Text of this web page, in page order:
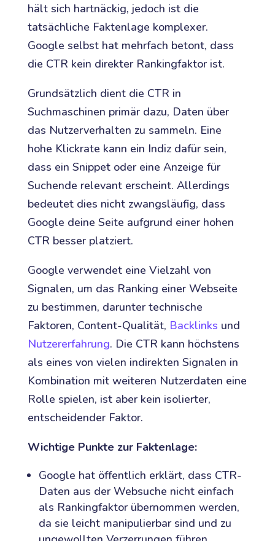
hält sich hartnäckig, jedoch ist die
tatsächliche Faktenlage komplexer.
Google selbst hat mehrfach betont, dass
die CTR kein direkter Rankingfaktor ist.
Grundsätzlich dient die CTR in
Suchmaschinen primär dazu, Daten über
das Nutzerverhalten zu sammeln. Eine
hohe Klickrate kann ein Indiz dafür sein,
dass ein Snippet oder eine Anzeige für
Suchende relevant erscheint. Allerdings
bedeutet dies nicht zwangsläufig, dass
Google deine Seite aufgrund einer hohen
CTR besser platziert.
Google verwendet eine Vielzahl von
Signalen, um das Ranking einer Webseite
zu bestimmen, darunter technische
Faktoren, Content-Qualität, Backlinks und
Nutzererfahrung. Die CTR kann höchstens
als eines von vielen indirekten Signalen in
Kombination mit weiteren Nutzerdaten eine
Rolle spielen, ist aber kein isolierter,
entscheidender Faktor.
Wichtige Punkte zur Faktenlage:
Google hat öffentlich erklärt, dass CTR-
Daten aus der Websuche nicht einfach
als Rankingfaktor übernommen werden,
da sie leicht manipulierbar sind und zu